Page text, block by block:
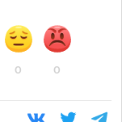
0 0